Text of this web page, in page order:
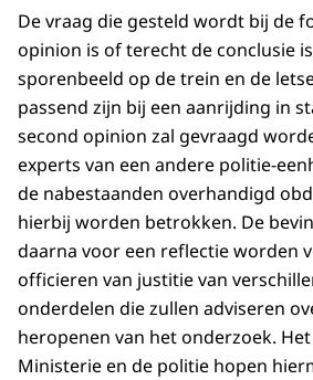
De vraag die gesteld wordt bij de
opinion is of terecht de conclusie
sporenbeeld op de trein en de
passend zijn bij een aanrijding in
second opinion zal gevraagd
experts van een andere politie-
de nabestaanden overhandigd
hierbij worden betrokken. De
daarna voor een reflectie worden
officieren van justitie van
onderdelen die zullen adviseren
heropenen van het onderzoek.
Ministerie en de politie hopen